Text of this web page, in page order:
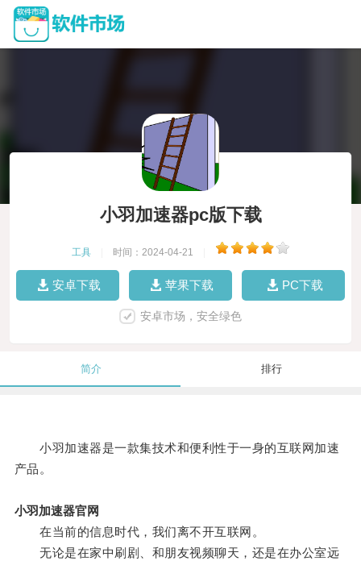
小羽加速器pc版下载
工具 时间：2024-04-21
安卓下载 苹果下载 PC下载
安卓市场，安全绿色
简介 排行
小羽加速器是一款集技术和便利性于一身的互联网加速
产品。
小羽加速器官网
在当前的信息时代，我们离不开互联网。
无论是在家中刷剧、和朋友视频聊天，还是在办公室远